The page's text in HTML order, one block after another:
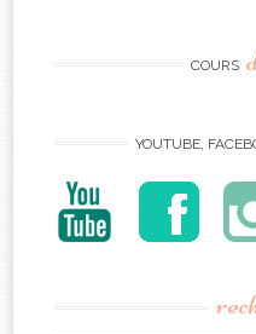
COURS
YOUTUBE,